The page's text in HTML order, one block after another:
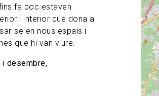
fa poc estaven
i interior que dona a
se en nous espais i
que hi van viure.
desembre,